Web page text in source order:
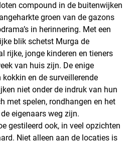
compound in de buitenwijken
groen van de gazons
in herinnering. Met een
blik schetst Murga de
rijke, jonge kinderen en tieners
van huis zijn. De enige
en de surveillerende
niet onder de indruk van hun
met spelen, rondhangen en het
eigenaars weg zijn.
gestileerd ook, in veel opzichten
Niet alleen aan de locaties is